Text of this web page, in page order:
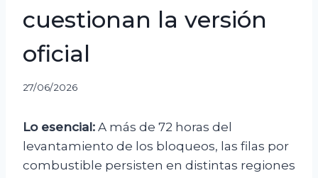
cuestionan la versión
oficial
27/06/2026
Lo esencial: A más de 72 horas del
levantamiento de los bloqueos, las filas por
combustible persisten en distintas regiones